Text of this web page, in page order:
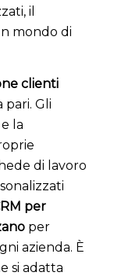
il
mondo di
clienti
Gli
la
di lavoro
per
per
azienda. È
si adatta